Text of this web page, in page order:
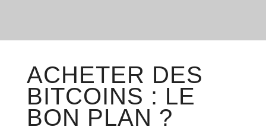
ACHETER DES
BITCOINS : LE
BON PLAN ?